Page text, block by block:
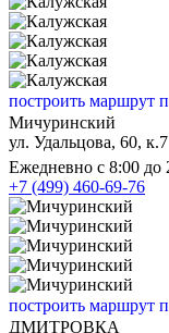
построить маршрут
Мичуринский
ул. Удальцова, 60, к.7
Ежедневно с 8:00 до
+7 (499) 460-69-76
построить маршрут
ДМИТРОВКА